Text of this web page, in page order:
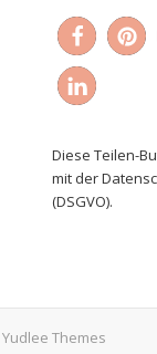
Diese Teilen-
mit der
(DSGVO).
Yudlee Themes